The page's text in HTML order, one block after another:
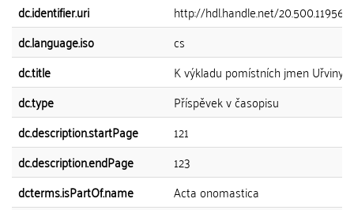
dc.identifier.uri
http://hdl.handle.net/20.500.11956/
dc.language.iso
cs
dc.title
K výkladu pomístních jmen Uřviny,
dc.type
Příspěvek v časopisu
dc.description.startPage
121
dc.description.endPage
123
dcterms.isPartOf.name
Acta onomastica